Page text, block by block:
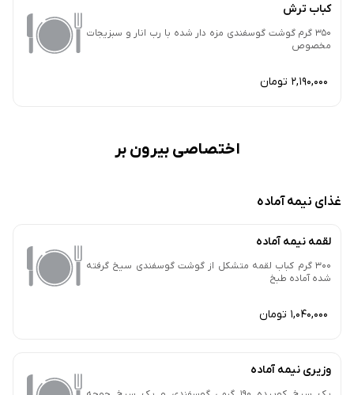
کباب ترش
350 گرم گوشت گوسفندی مزه دار شده با رب انار و سبزیجات
مخصوص
2,190,000 تومان
اختصاصی بیرون بر
غذای نیمه آماده
لقمه نیمه آماده
300 گرم کباب لقمه متشکل از گوشت گوسفندی سیخ گرفته
شده آماده طبخ
1,040,000 تومان
وزیری نیمه آماده